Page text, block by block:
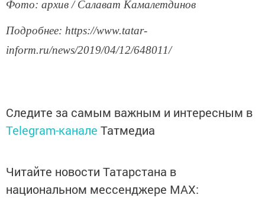
Фото: архив / Салават Камалетдинов
Подробнее: https://www.tatar-
inform.ru/news/2019/04/12/648011/
Следите за самым важным и интересным в
Telegram-канале Татмедиа
Читайте новости Татарстана в
национальном мессенджере MАХ: